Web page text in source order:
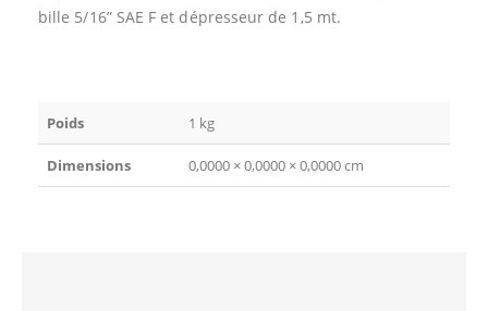
bille 5/16” SAE F et dépresseur de 1,5 mt.
Poids 1 kg
Dimensions 0,0000 × 0,0000 × 0,0000 cm